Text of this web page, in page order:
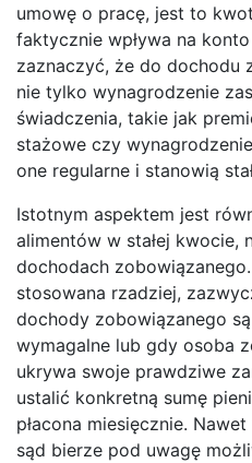
umowę o pracę, jest to
faktycznie wpływa na
zaznaczyć, że do dochodu
nie tylko wynagrodzenie
świadczenia, takie jak
stażowe czy
one regularne i stanowią
Istotnym aspektem jest
alimentów w stałej kwocie,
dochodach
stosowana rzadziej,
dochody zobowiązanego
wymagalne lub gdy osoba
ukrywa swoje prawdziwe
ustalić konkretną sumę
płacona miesięcznie.
sąd bierze pod uwagę